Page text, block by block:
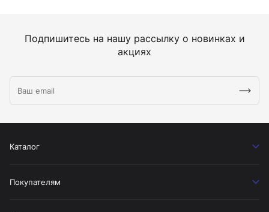
Подпишитесь на нашу рассылку о новинках и
акциях
Каталог
Покупателям